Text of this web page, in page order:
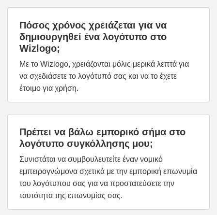
Πόσος χρόνος χρειάζεται για να
δημιουργηθεί ένα λογότυπο στο
Wizlogo;
Με το Wizlogo, χρειάζονται μόλις μερικά λεπτά για
να σχεδιάσετε το λογότυπό σας και να το έχετε
έτοιμο για χρήση.
Πρέπει να βάλω εμπορικό σήμα στο
λογότυπο συγκόλλησης μου;
Συνιστάται να συμβουλευτείτε έναν νομικό
εμπειρογνώμονα σχετικά με την εμπορική επωνυμία
του λογότυπου σας για να προστατεύσετε την
ταυτότητα της επωνυμίας σας.